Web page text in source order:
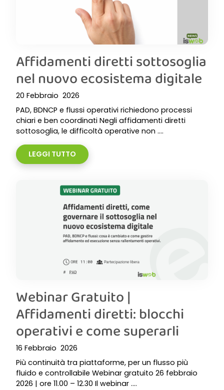
Affidamenti diretti sottosoglia
nel nuovo ecosistema digitale
20 Febbraio 2026
PAD, BDNCP e flussi operativi richiedono processi
chiari e ben coordinati Negli affidamenti diretti
sottosoglia, le difficoltà operative non ....
LEGGI TUTTO
Webinar Gratuito |
Affidamenti diretti: blocchi
operativi e come superarli
16 Febbraio 2026
Più continuità tra piattaforme, per un flusso più
fluido e controllabile Webinar gratuito 26 febbraio
2026 | ore 11.00 – 12.30 Il webinar ....